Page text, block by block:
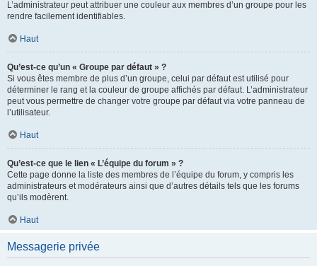
L’administrateur peut attribuer une couleur aux membres d’un groupe pour les
rendre facilement identifiables.
Haut
Qu’est-ce qu’un « Groupe par défaut » ?
Si vous êtes membre de plus d’un groupe, celui par défaut est utilisé pour
déterminer le rang et la couleur de groupe affichés par défaut. L’administrateur
peut vous permettre de changer votre groupe par défaut via votre panneau de
l’utilisateur.
Haut
Qu’est-ce que le lien « L’équipe du forum » ?
Cette page donne la liste des membres de l’équipe du forum, y compris les
administrateurs et modérateurs ainsi que d’autres détails tels que les forums
qu’ils modèrent.
Haut
Messagerie privée